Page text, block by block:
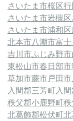
さいたま市桜区
さいたま市岩槻区
さいたま市浦和区
北本市八潮市富
吉川市ふじみ野市
東松山市春日部市
草加市蕨市戸田市
入間郡三芳町入
秩父郡小鹿野町
北葛飾郡松伏町